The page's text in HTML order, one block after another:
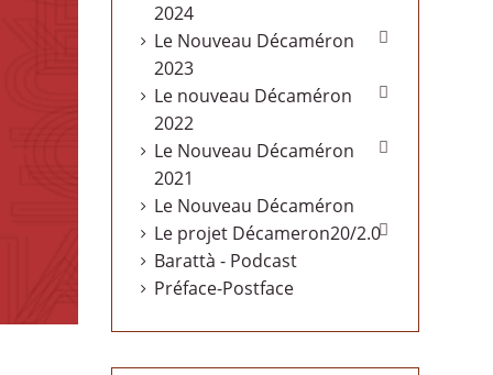
2024
Le Nouveau Décaméron
2023

Le nouveau Décaméron
2022

Le Nouveau Décaméron
2021

Le Nouveau Décaméron
Le projet Décameron20/2.0
Barattà - Podcast
Préface-Postface